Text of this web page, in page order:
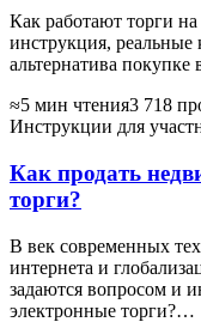
Как работают торги
инструкция,
альтернатива покупке
≈5 мин чтения3 718
Инструкции для
Как продать
торги?
В век современных
интернета и
задаются вопросом и
электронные торги?…